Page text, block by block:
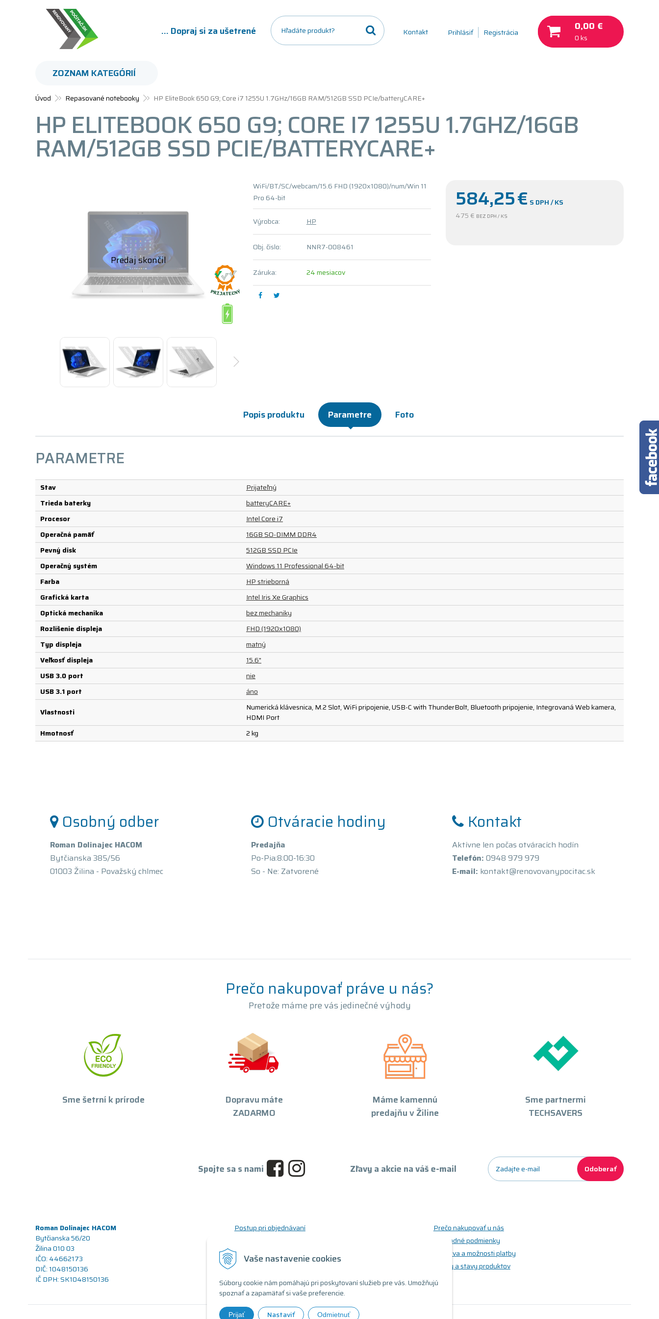
Vaše nastavenie cookies
Súbory cookie nám pomáhajú pri poskytovaní služieb pre vás. Umožňujú
spoznať a zapamätať si vaše preferencie.
Prijať Nastaviť Odmietnuť
... Dopraj si za ušetrené Prihlásiť Registrácia 0,00 €
0 ks
Kontakt
Úvod Repasované notebooky HP EliteBook 650 G9; Core i7 1255U 1.7GHz/16GB RAM/512GB SSD PCIe/batteryCARE+
HP ELITEBOOK 650 G9; CORE I7 1255U 1.7GHZ/16GB
RAM/512GB SSD PCIE/BATTERYCARE+
584,25€ S DPH / KS
475 € BEZ DPH / KS
WiFi/BT/SC/webcam/15.6 FHD (1920x1080)/num/Win 11
Pro 64-bit
Výrobca: HP
Obj. čislo: NNR7-008461
Záruka: 24 mesiacov
Popis produktu Parametre Foto
PARAMETRE
Stav
Prijateľný
Trieda baterky
batteryCARE+
Procesor
Intel Core i7
Operačná pamäť
16GB SO-DIMM DDR4
Pevný disk
512GB SSD PCIe
Operačný systém
Windows 11 Professional 64-bit
Farba
HP strieborná
Grafická karta
Intel Iris Xe Graphics
Optická mechanika
bez mechaniky
Rozlíšenie displeja
FHD (1920x1080)
Typ displeja
matný
Veľkosť displeja
15.6"
USB 3.0 port
nie
USB 3.1 port
áno
Vlastnosti
Numerická klávesnica, M.2 Slot, WiFi pripojenie, USB-C with ThunderBolt, Bluetooth pripojenie, Integrovaná Web kamera,
HDMI Port
Hmotnosť
2 kg
ZOZNAM KATEGÓRIÍ
Osobný odber
Roman Dolinajec HACOM
Bytčianska 385/56
01003 Žilina - Považský chlmec
Otváracie hodiny
Predajňa
Po-Pia:8:00-16:30
So - Ne: Zatvorené
Kontakt
Aktívne len počas otváracích hodín
Telefón: 0948 979 979
E-mail: kontakt@renovovanypocitac.sk
Prečo nakupovať práve u nás?
Pretože máme pre vás jedinečné výhody
Sme šetrní k prírode
Dopravu máte
ZADARMO
Máme kamennú
predajňu v Žiline
Sme partnermi
TECHSAVERS
Spojte sa s nami Zľavy a akcie na váš e-mail Odoberať
Roman Dolinajec HACOM
Bytčianska 56/20
Žilina 010 03
IČO: 44662173
DIČ: 1048150136
IČ DPH: SK1048150136
Postup pri objednávaní
Reklamačný formulár
Odstúpenie od zmluvy (formulár)
Prečo nakupovať u nás
Obchodné podmienky
Doprava a možnosti platby
Triedy a stavy produktov